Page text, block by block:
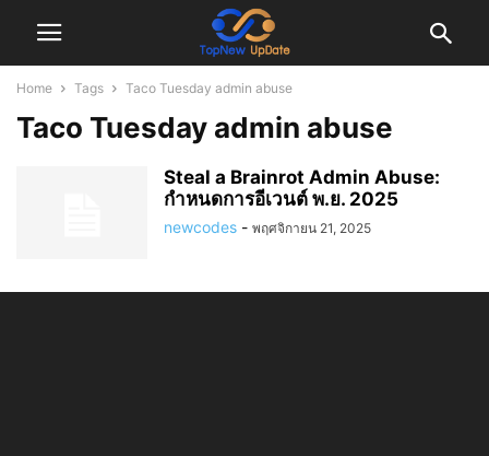
Home Tags Taco Tuesday admin abuse
Taco Tuesday admin abuse
Steal a Brainrot Admin Abuse:
กำหนดการอีเวนต์ พ.ย. 2025
newcodes - พฤศจิกายน 21, 2025